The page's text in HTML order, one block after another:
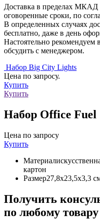
Доставка в пределах МКАД
оговоренные сроки, по
В определенных случаях
бесплатно, даже в день
Настоятельно рекомендуем
обсудить с менеджером.
Набор Big City Lights
Цена по запросу.
Купить
Купить
Набор Office Fuel
Цена по запросу
Купить
Материал
картон
Размер27,8х23,5х3,3
Получить
по любому товару